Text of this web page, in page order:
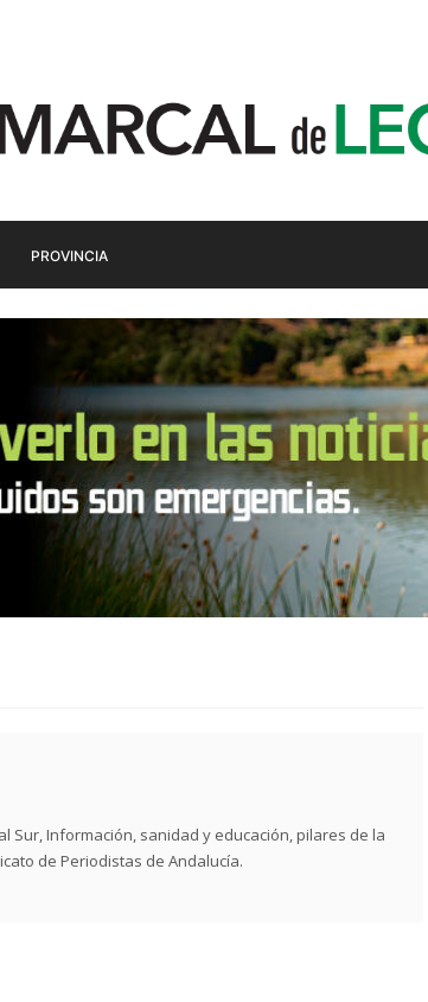
PROVINCIA
Sur, Información, sanidad y educación, pilares de la
de Periodistas de Andalucía.